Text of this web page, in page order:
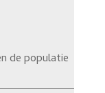
de populatie